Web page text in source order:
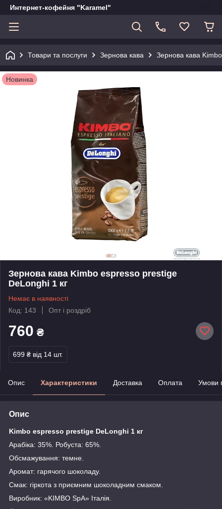
Интернет-кофейня "Karamel"
Товари та послуги Зернова кава Зернова кава
Новинка
Зернова кава Kimbo espresso prestige
DeLonghi 1 кг
Немає в наявності
Код: 143
Опт і роздріб
760 ₴
699 ₴ від 14 шт.
Опис Характеристики Доставка Оплата Умови
Опис
Kimbo espresso prestige DeLonghi 1 кг
Арабіка: 35%. Робуста: 65%.
Обсмажування: темне.
Аромат: гарячого шоколаду.
Смак: гіркота з приємним шоколадним смаком.
Виробник: «KIMBO SpA» Італія.